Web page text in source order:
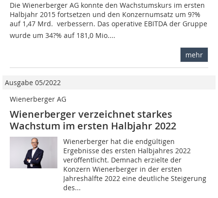
Die Wienerberger AG konnte den Wachstumskurs im ersten
Halbjahr 2015 fortsetzen und den Konzernumsatz um 9?%
auf 1,47 Mrd.  verbessern. Das operative EBITDA der Gruppe
wurde um 34?% auf 181,0 Mio....
mehr
Ausgabe 05/2022
Wienerberger AG
Wienerberger verzeichnet starkes
Wachstum im ersten Halbjahr 2022
Wienerberger hat die endgültigen
Ergebnisse des ersten Halbjahres 2022
veröffentlicht. Demnach erzielte der
Konzern Wienerberger in der ersten
Jahreshälfte 2022 eine deutliche Steigerung
des...